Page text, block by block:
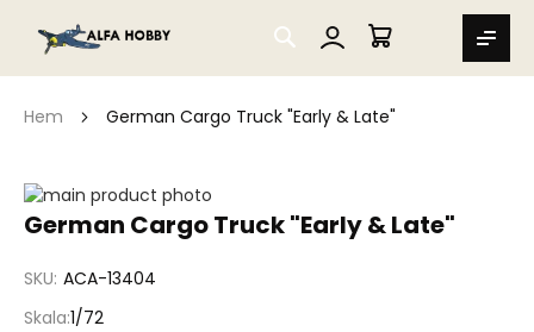
SEARCH
MIN VARUKORG
Hem German Cargo Truck "Early & Late"
German Cargo Truck "Early & Late"
SKU ACA-13404
Skala 1/72
Hoppa
till
bildgalleriet
Hoppa
av
bildgalleriet